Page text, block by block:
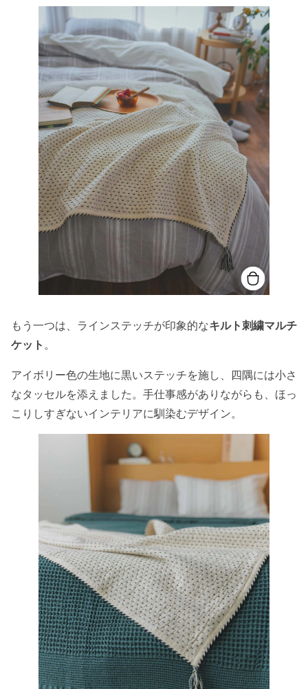
もう一つは、ラインステッチが印象的なキルト刺繍マルチ
ケット 。
アイボリー色の生地に黒いステッチを施し、四隅には小さ
なタッセルを添えました。手仕事感がありながらも、ほっ
こりしすぎないインテリアに馴染むデザイン。